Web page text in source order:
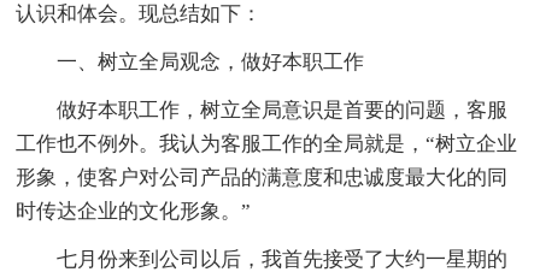
认识和体会。现总结如下：
一、树立全局观念，做好本职工作
做好本职工作，树立全局意识是首要的问题，客服
工作也不例外。我认为客服工作的全局就是，“树立企业
形象，使客户对公司产品的满意度和忠诚度最大化的同
时传达企业的文化形象。”
七月份来到公司以后，我首先接受了大约一星期的